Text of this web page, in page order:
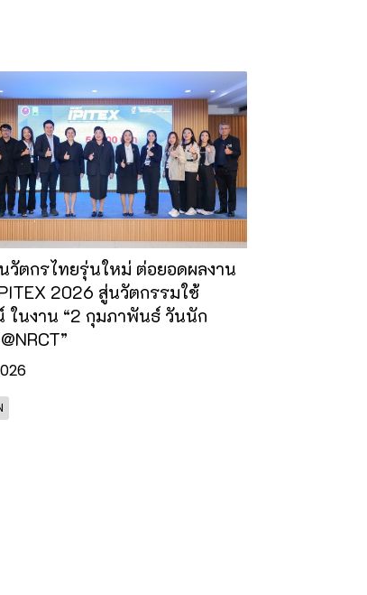
วัตกรไทยรุ่นใหม่ ต่อยอดผลงาน
2026 สู่นวัตกรรมใช้
ในงาน “2 กุมภาพันธ์ วันนัก